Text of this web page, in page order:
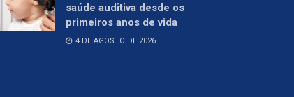
saúde auditiva desde os
primeiros anos de vida
4 DE AGOSTO DE 2026